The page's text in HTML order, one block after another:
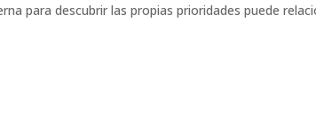
para descubrir las propias prioridades puede